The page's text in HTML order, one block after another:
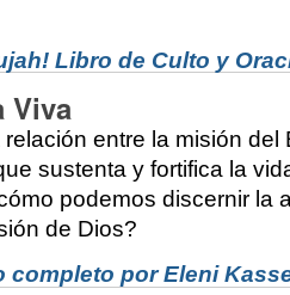
Libro de Culto y
Viva
entre la misión
sustenta y fortifica la
podemos discernir la
de Dios?
completo por Eleni